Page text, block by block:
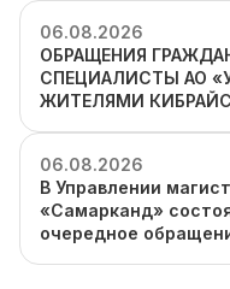
06.08.2026
ОБРАЩЕНИЯ
СПЕЦИАЛИСТЫ АО
ЖИТЕЛЯМИ
06.08.2026
В Управлении
«Самарканд»
очередное